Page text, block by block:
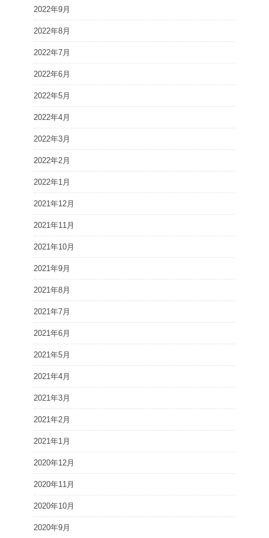
2022年9月
2022年8月
2022年7月
2022年6月
2022年5月
2022年4月
2022年3月
2022年2月
2022年1月
2021年12月
2021年11月
2021年10月
2021年9月
2021年8月
2021年7月
2021年6月
2021年5月
2021年4月
2021年3月
2021年2月
2021年1月
2020年12月
2020年11月
2020年10月
2020年9月